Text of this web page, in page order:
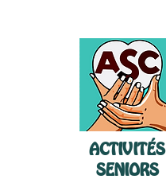
ACTIVITÉS
SENIORS